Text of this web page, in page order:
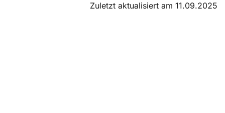
Zuletzt aktualisiert am 11.09.2025